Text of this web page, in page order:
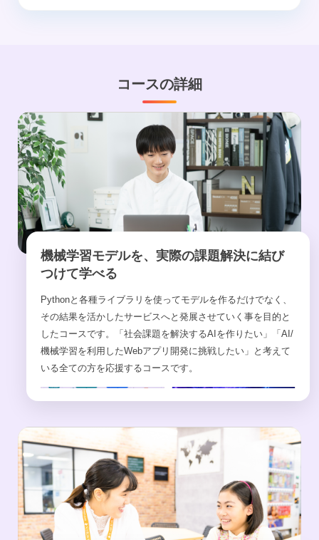
コースの詳細
機械学習モデルを、実際の課題解決に結び
つけて学べる
Pythonと各種ライブラリを使ってモデルを作るだけでなく、
その結果を活かしたサービスへと発展させていく事を目的と
したコースです。「社会課題を解決するAIを作りたい」「AI/
機械学習を利用したWebアプリ開発に挑戦したい」と考えて
いる全ての方を応援するコースです。